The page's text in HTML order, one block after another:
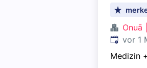
Onuā
vor 1
Medizin +